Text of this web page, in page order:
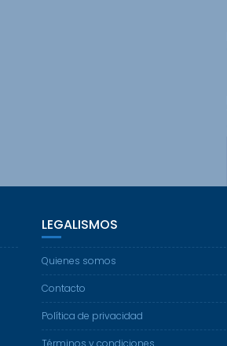
LEGALISMOS
Quienes somos
Contacto
Política de privacidad
Términos y condiciones